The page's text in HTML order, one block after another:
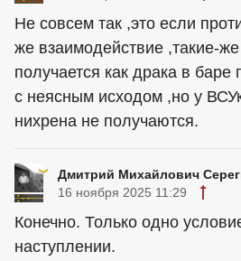
Не совсем так ,это если
же взаимодействие ,такие-
получается как драка в
с неясным исходом ,но у
нихрена не получаются.
Дмитрий Михайлович
16 ноября 2025 11:29
Конечно. Только одно
наступлении.